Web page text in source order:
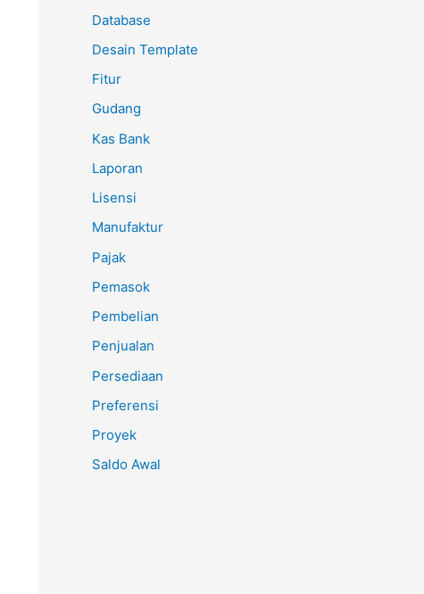
Database
Desain Template
Fitur
Gudang
Kas Bank
Laporan
Lisensi
Manufaktur
Pajak
Pemasok
Pembelian
Penjualan
Persediaan
Preferensi
Proyek
Saldo Awal